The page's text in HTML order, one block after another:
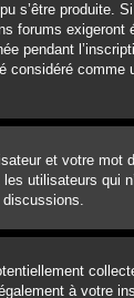
s’être produite.
forums
pendant
considéré
et votre mot
utilisateurs qui
à votre